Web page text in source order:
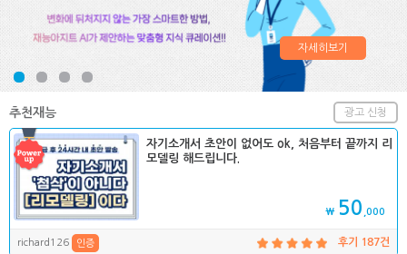
자세히보기
광고 신청
추천재능
자기소개서 초안이 없어도 ok, 처음부터 끝까지 리
모델링 해드립니다.
₩ 50 ,000
richard126 인증 후기 187건